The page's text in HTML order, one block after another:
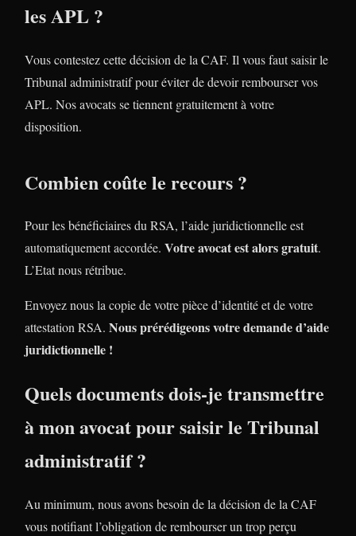
les APL ?
Vous contestez cette décision de la CAF. Il vous faut saisir le
Tribunal administratif pour éviter de devoir rembourser vos
APL. Nos avocats se tiennent gratuitement à votre
disposition.
Combien coûte le recours ?
Pour les bénéficiaires du RSA, l’aide juridictionnelle est
automatiquement accordée. Votre avocat est alors gratuit.
L’Etat nous rétribue.
Envoyez nous la copie de votre pièce d’identité et de votre
attestation RSA. Nous prérédigeons votre demande d’aide
juridictionnelle !
Quels documents dois-je transmettre
à mon avocat pour saisir le Tribunal
administratif ?
Au minimum, nous avons besoin de la décision de la CAF
vous notifiant l’obligation de rembourser un trop perçu